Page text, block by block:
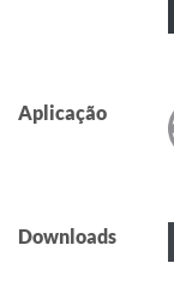
Aplicação
Downloads